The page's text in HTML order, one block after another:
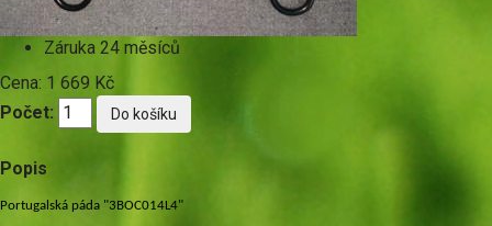
Záruka 24 měsíců
Cena: 1 669 Kč
Počet:
Popis
Portugalská páda "3BOC014L4"